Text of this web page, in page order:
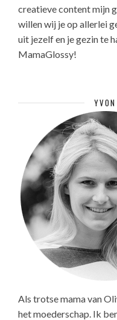
creatieve content mijn
willen wij je op allerlei
uit jezelf en je gezin te
MamaGlossy!
Als trotse mama van
het moederschap. Ik